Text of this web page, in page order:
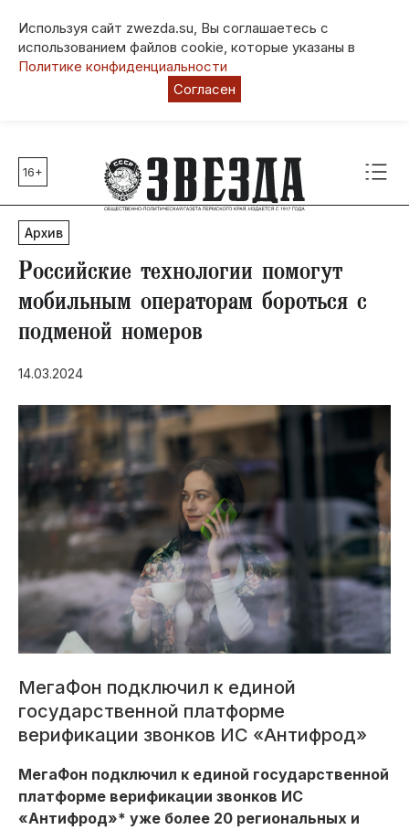
Используя сайт zwezda.su, Вы соглашаетесь с
использованием файлов cookie, которые указаны в
Политике конфиденциальности
Согласен
Главные темы
80 лет Победы
Молодежная столица РФ
СВО
Выборы в Пермском крае
Социальная поддержка
Инфраструктура
Благоустройство
16+
Архив
Российские технологии помогут
мобильным операторам бороться с
подменой номеров
14.03.2024
МегаФон подключил к единой
государственной платформе
верификации звонков ИС «Антифрод»
МегаФон подключил к единой государственной
платформе верификации звонков ИС
«Антифрод»* уже более 20 региональных и